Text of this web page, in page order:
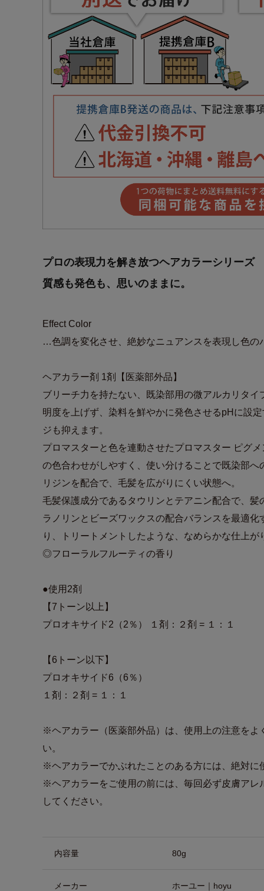
プロの表現力を解き放つヘアカラーシリーズ
質感も発色も、思いのままに。
Effect Color
…色調を変化させ、絶妙なニュアンスを表現し色の
ヘアカラー剤 1剤【医薬部外品】
ブリーチ力を持たない、既染部用の微アルカリタイ
明度を上げず、染料を鮮やかに発色させるpHに設
ジも抑えます。
プロマスターと色を連動させたプロマスター ピグ
の色合わせがしやすく、使い分けることで既染部へ
リジンを配合で、毛髪を広がりにくい状態へ。
毛髪保護成分であるタウリンとテアニン配合で、髪
ラノリンとビーズワックスの配合バランスを最適
り、トリートメントしたような、なめらかな仕上が
◎フローラルフルーティの香り
●使用2剤
【7トーン以上】
プロオキサイド2（2％） １剤：２剤 = １：１
【6トーン以下】
プロオキサイド6（6％）
１剤：２剤 = １：１
※ヘアカラー（医薬部外品）は、使用上の注意をよ
い。
※ヘアカラーでかぶれたことのある方には、絶対に
※ヘアカラーをご使用の前には、毎回必ず皮膚アレ
してください。
内容量 80g
メーカー ホーユー｜hoyu